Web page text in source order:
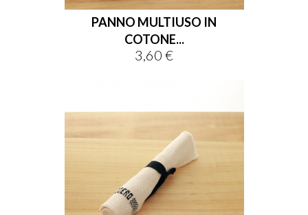
PANNO MULTIUSO IN
COTONE...
Prezzo
3,60 €